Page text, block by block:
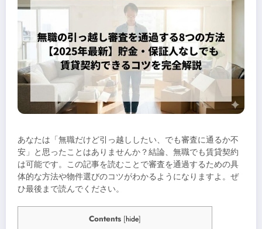
あなたは「無職だけど引っ越ししたい、でも審査に通るか不
安」と思ったことはありませんか？結論、無職でも賃貸契約
は可能です。この記事を読むことで審査を通過するための具
体的な方法や物件選びのコツがわかるようになりますよ。ぜ
ひ最後まで読んでください。
Contents [hide]